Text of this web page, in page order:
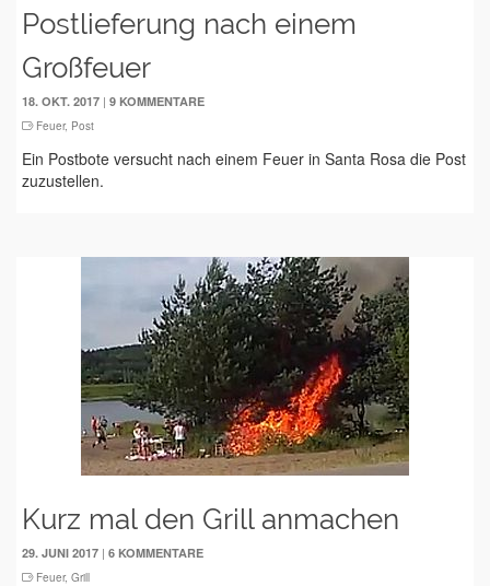
Postlieferung nach einem
Großfeuer
18. OKT. 2017 | 9 KOMMENTARE
Feuer, Post
Ein Postbote versucht nach einem Feuer in Santa Rosa die Post
zuzustellen.
Kurz mal den Grill anmachen
29. JUNI 2017 | 6 KOMMENTARE
Feuer, Grill